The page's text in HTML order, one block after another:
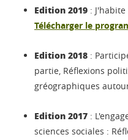
Edition 2019 :
Télécharger le
Edition 2018 :
partie, Réflexions
gréographiques
Edition 2017 :
sciences sociales :